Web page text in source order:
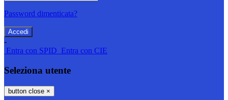
Password dimenticata?
-
Entra con SPID Entra con CIE
Seleziona utente
button close ×